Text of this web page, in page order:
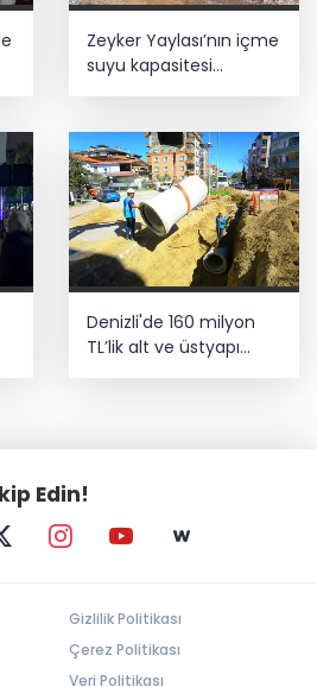
Zeyker Yaylası’nın içme
suyu kapasitesi
güçlendirildi
Denizli'de 160 milyon
TL’lik alt ve üstyapı
Edin!
Gizlilik Politikası
Çerez Politikası
Veri Politikası